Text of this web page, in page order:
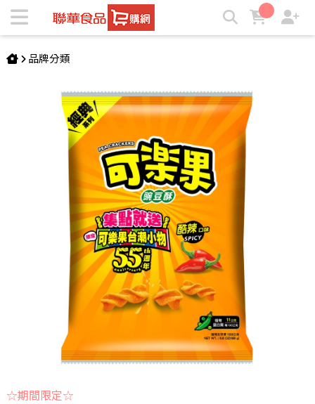
可樂果-酷辣口味(188g) | ★聯華食品e購網★
品牌分類
☆期間限定☆